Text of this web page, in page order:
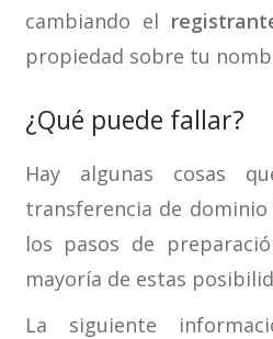
cambiando el
propiedad sobre tu
¿Qué puede fallar?
Hay algunas cosas
transferencia de
los pasos de
mayoría de estas
La siguiente